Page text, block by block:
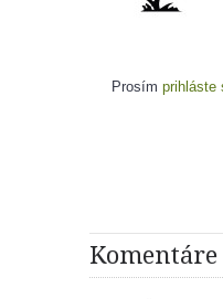
Prosím prihláste
Komentáre